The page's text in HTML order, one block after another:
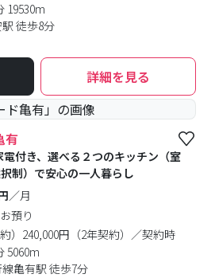
19530m
徒歩8分
詳細を見る
有
付き、選べる２つのキッチン（室
制）で安心の一人暮らし
／月
預り
）240,000円（2年契約）／契約時
5060m
亀有駅 徒歩7分